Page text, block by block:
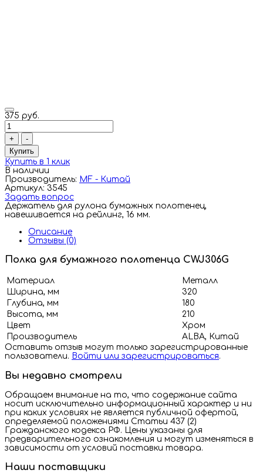
375 руб.
+
-
Купить
Купить в 1 клик
В наличии
Производитель: MF - Китай
Артикул: 3545
Задать вопрос
Держатель для рулона бумажных полотенец,
навешивается на рейлинг, 16 мм.
Описание
Отзывы (0)
Полка для бумажного полотенца CWJ306G
Материал
Металл
Ширина, мм
320
Глубина, мм
180
Высота, мм
210
Цвет
Хром
Производитель
ALBA, Китай
Оставить отзыв могут только зарегистрированные
пользователи. Войти или зарегистрироваться.
Вы недавно смотрели
Обращаем внимание на то, что содержание сайта
носит исключительно информационный характер и ни
при каких условиях не является публичной офертой,
определяемой положениями Статьи 437 (2)
Гражданского кодекса РФ. Цены указаны для
предварительного ознакомления и могут изменяться в
зависимости от условий поставки товара.
Наши поставщики